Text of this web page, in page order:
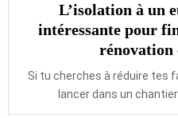
L’isolation à un
intéressante pour
rénovation
Si tu cherches à réduire tes
lancer dans un chantier